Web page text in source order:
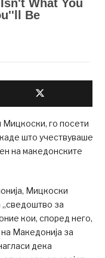
Мицкоски, го посети
што учествуваше
на македонските
Мицкоски
„сведоштво за
кои, според него,
Македонија за
дека